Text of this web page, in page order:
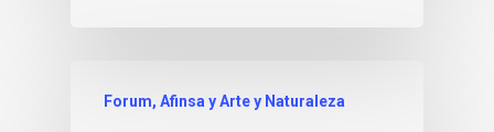
Forum, Afinsa y Arte y Naturaleza